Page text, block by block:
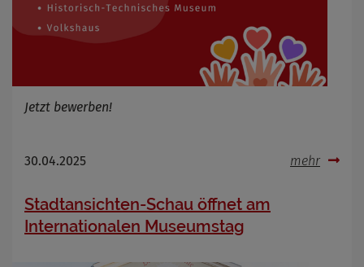
Jetzt bewerben!
30.04.2025 mehr
Stadtansichten-Schau öffnet am
Internationalen Museumstag